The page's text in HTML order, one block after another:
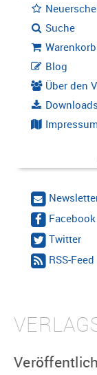
Suche
Warenkorb
Blog
Über den
Downloads
Facebook
Twitter
RSS-Feed